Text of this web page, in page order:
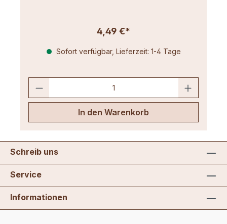
4,49 €*
Sofort verfügbar, Lieferzeit: 1-4 Tage
In den Warenkorb
Schreib uns
Service
Informationen